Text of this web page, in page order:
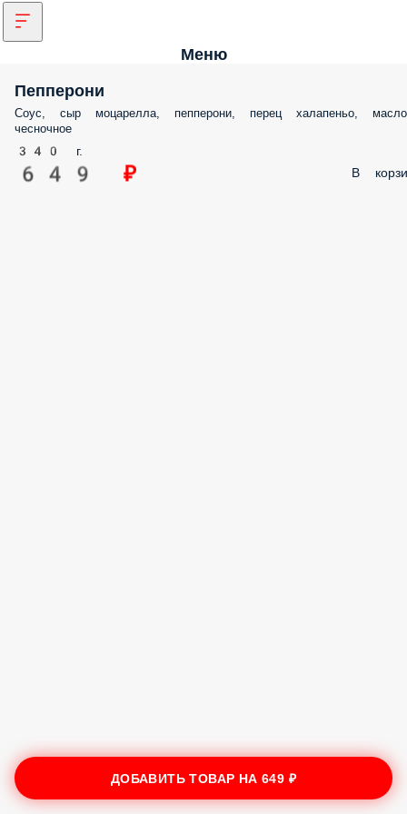
Меню
Пепперони
Соус, сыр моцарелла, пепперони, перец халапеньо, масло
чесночное
340 г.
649 ₽ В
ДОБАВИТЬ ТОВАР НА649 ₽